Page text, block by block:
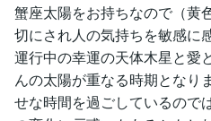
蟹座太陽をお持ちなので（黄
切にされ人の気持ちを敏感に
運行中の幸運の天体木星と愛
んの太陽が重なる時期となり
せな時間を過ごしているので